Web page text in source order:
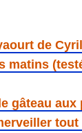
de
matins
gâteau aux
tout